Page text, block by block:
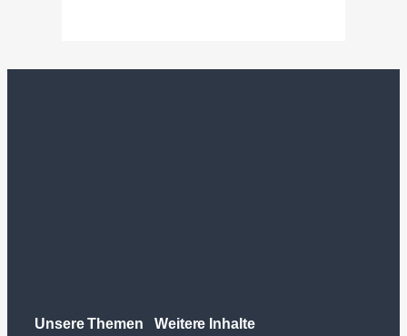
Unsere Themen Weitere Inhalte